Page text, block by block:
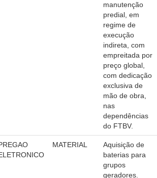
Permanente de Avaliação Documental
Riscos
de Governança de Gestão de Pessoas
manutenção
predial, em
regime de
execução
indireta, com
empreitada por
preço global,
com dedicação
exclusiva de
mão de obra,
nas
dependências
do FTBV.
MATERIAL
Aquisição de
baterias para
grupos
geradores.